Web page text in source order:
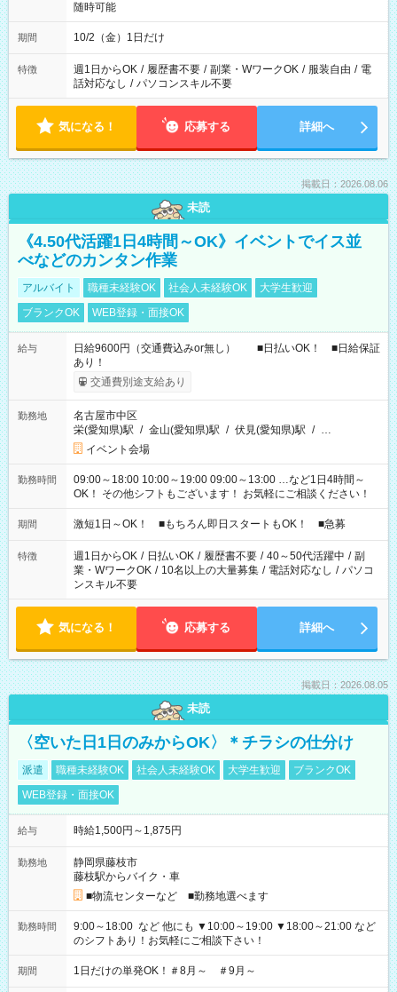
随時可能
期間 10/2（金）1日だけ
特徴 週1日からOK / 履歴書不要 / 副業・WワークOK / 服装自由 / 電
話対応なし / パソコンスキル不要
気になる！ 応募する 詳細へ
掲載日：2026.08.06
未読
《4.50代活躍1日4時間～OK》イベントでイス並
べなどのカンタン作業
アルバイト 職種未経験OK 社会人未経験OK
大学生歓迎
ブランクOK
WEB登録・面接OK
給与
日給9600円（交通費込みor無し） ■日払いOK！ ■日給保証
あり！
交通費別途支給あり
勤務地
名古屋市中区
栄(愛知県)駅 / 金山(愛知県)駅 / 伏見(愛知県)駅 / …
イベント会場
勤務時間
09:00～18:00 10:00～19:00 09:00～13:00 …など1日4時間～
OK！ その他シフトもございます！ お気軽にご相談ください！
期間 激短1日～OK！ ■もちろん即日スタートもOK！ ■急募
特徴 週1日からOK / 日払いOK / 履歴書不要 / 40～50代活躍中 / 副
業・WワークOK / 10名以上の大量募集 / 電話対応なし / パソコ
ンスキル不要
気になる！ 応募する 詳細へ
掲載日：2026.08.05
未読
〈空いた日1日のみからOK〉＊チラシの仕分け
派遣 職種未経験OK 社会人未経験OK 大学生歓迎
ブランクOK
WEB登録・面接OK
給与 時給1,500円～1,875円
勤務地
静岡県藤枝市
藤枝駅からバイク・車
■物流センターなど ■勤務地選べます
勤務時間
9:00～18:00 など 他にも ▼10:00～19:00 ▼18:00～21:00 など
のシフトあり！お気軽にご相談下さい！
期間 1日だけの単発OK！＃8月～ ＃9月～